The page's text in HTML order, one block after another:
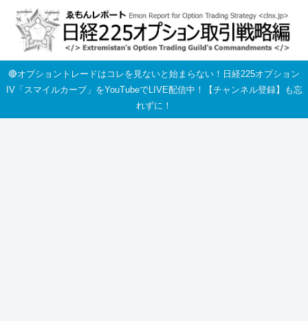
🔴オプショントレードはコレを見ないと始まらない！日経225オプション
IV「スマイルカーブ」をYouTubeでLIVE配信中！【チャンネル登録】も忘
れずに！